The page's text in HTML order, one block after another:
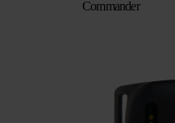
initial
Commander